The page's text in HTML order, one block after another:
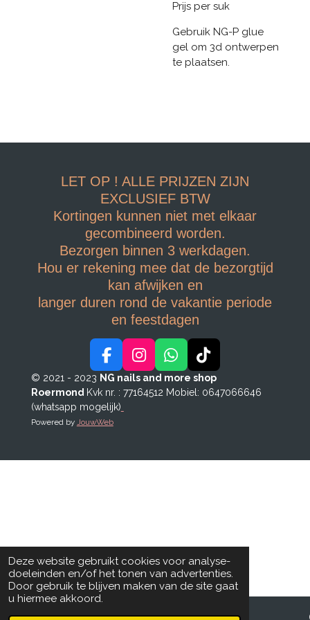
Deze website gebruikt cookies voor analyse-
doeleinden en/of het tonen van advertenties.
Door gebruik te blijven maken van de site gaat
u hiermee akkoord.
Prijs per suk
Gebruik NG-P glue
gel om 3d ontwerpen
te plaatsen.
LET OP ! ALLE PRIJZEN ZIJN
EXCLUSIEF BTW
Kortingen kunnen niet met elkaar
gecombineerd worden.
Bezorgen binnen 3 werkdagen.
Hou er rekening mee dat de bezorgtijd
kan afwijken en
langer duren rond de vakantie periode
en feestdagen
F
a
c
e
b
I
n
s
W
h
a
T
i
k
© 2021 - 2023 NG nails and more shop
Roermond Kvk nr. : 77164512 Mobiel: 0647066646
(whatsapp mogelijk)
Powered by JouwWeb